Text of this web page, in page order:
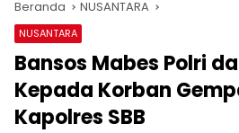
Beranda NUSANTARA
NUSANTARA
Bansos Mabes Polri
Kepada Korban
Kapolres SBB